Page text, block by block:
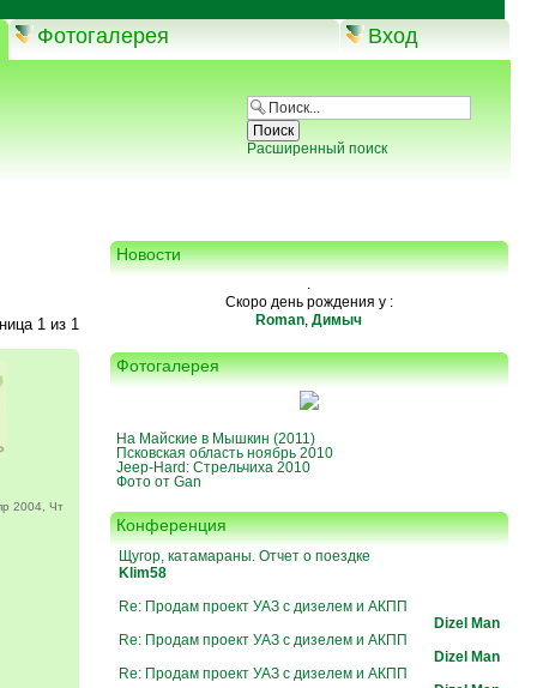
Фотогалерея Вход
Расширенный поиск
1из 1
2004, Чт
Новости
.
Скоро день рождения у :
Roman,Димыч
Фотогалерея
На Майские в Мышкин (2011)
Псковская область ноябрь 2010
Jeep-Hard: Стрельчиха 2010
Фото от Gan
Конференция
Щугор, катамараны. Отчет о поездке
Klim58
Re: Продам проект УАЗ с дизелем и АКПП
Dizel Man
Re: Продам проект УАЗ с дизелем и АКПП
Dizel Man
Re: Продам проект УАЗ с дизелем и АКПП